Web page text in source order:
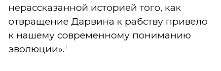
нерассказанной историей того, как
отвращение Дарвина к рабству привело
к нашему современному пониманию
эволюции». 1